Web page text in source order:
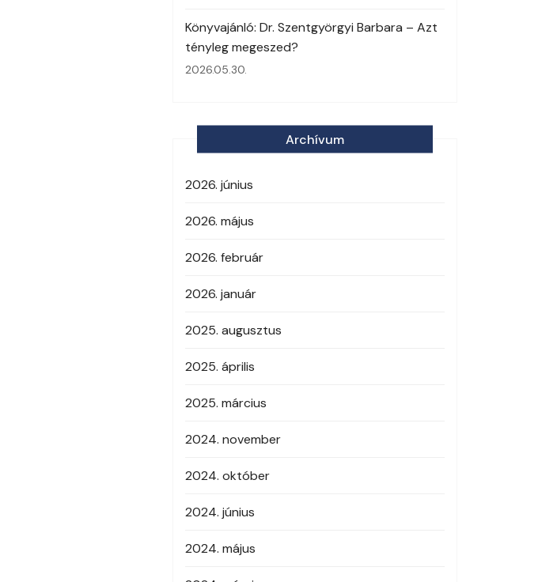
Könyvajánló: Dr. Szentgyörgyi Barbara – Azt
tényleg megeszed?
2026.05.30.
Archívum
2026. június
2026. május
2026. február
2026. január
2025. augusztus
2025. április
2025. március
2024. november
2024. október
2024. június
2024. május